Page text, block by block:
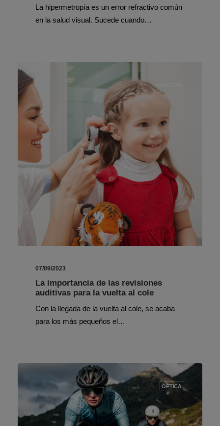
La hipermetropía es un error refractivo común
en la salud visual. Sucede cuando…
07/09/2023
La importancia de las revisiones
auditivas para la vuelta al cole
Con la llegada de la vuelta al cole, se acaba
para los más pequeños el…
ÓPTICA